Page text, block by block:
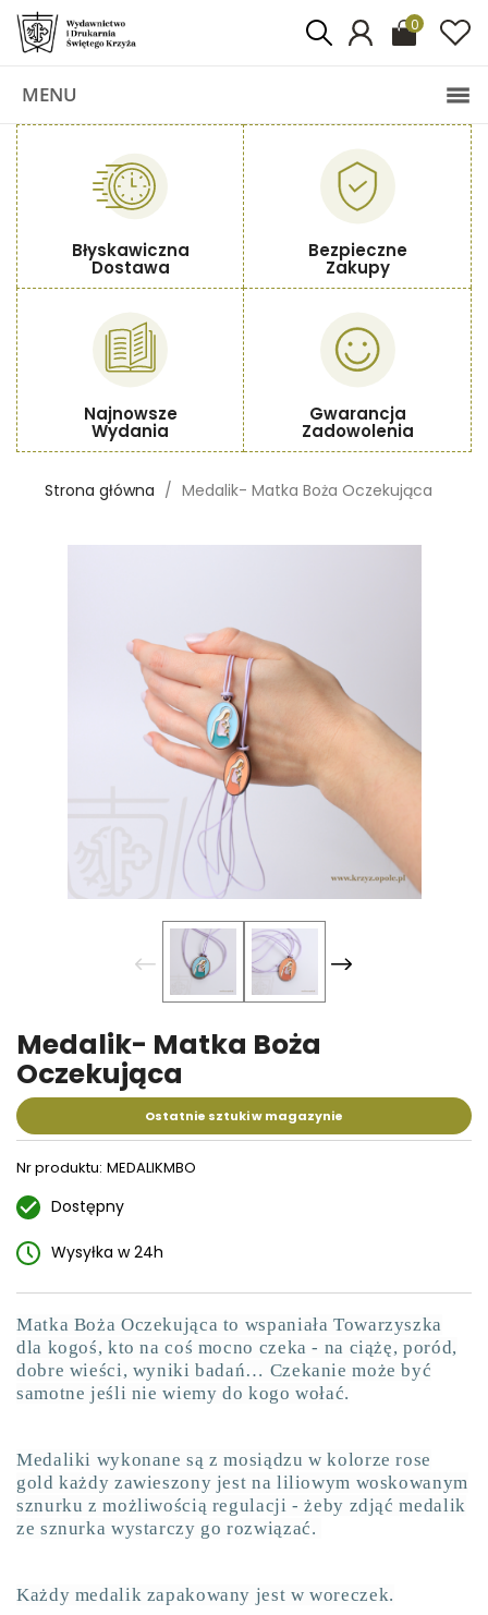
0
MENU
Błyskawiczna
Dostawa
Bezpieczne
Zakupy
Najnowsze
Wydania
Gwarancja
Zadowolenia
Strona główna Medalik- Matka Boża Oczekująca
Medalik- Matka Boża
Oczekująca
Ostatnie sztuki w magazynie
Nr produktu: MEDALIKMBO
Dostępny
Wysyłka w 24h
Matka Boża Oczekująca to wspaniała Towarzyszka
dla kogoś, kto na coś mocno czeka - na ciążę, poród,
dobre wieści, wyniki badań… Czekanie może być
samotne jeśli nie wiemy do kogo wołać.
Medaliki wykonane są z mosiądzu w kolorze rose
gold każdy zawieszony jest na liliowym woskowanym
sznurku z możliwością regulacji - żeby zdjąć medalik
ze sznurka wystarczy go rozwiązać.
Każdy medalik zapakowany jest w woreczek.